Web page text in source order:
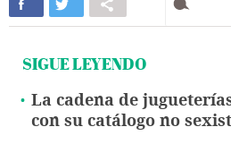
SIGUE LEYENDO
La cadena de
con su catálogo no